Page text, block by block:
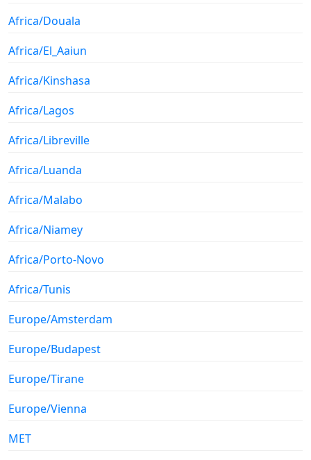
Africa/Douala
Africa/El_Aaiun
Africa/Kinshasa
Africa/Lagos
Africa/Libreville
Africa/Luanda
Africa/Malabo
Africa/Niamey
Africa/Porto-Novo
Africa/Tunis
Europe/Amsterdam
Europe/Budapest
Europe/Tirane
Europe/Vienna
MET